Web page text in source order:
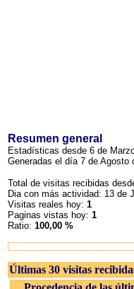
Resumen general
Estadísticas desde 6 de
Generadas el día 7 de Agosto
Total de visitas recibidas
Dia con más actividad: 13 de
Visitas reales hoy: 1
Paginas vistas hoy: 1
Ratio: 100,00 %
Últimas 30 visitas